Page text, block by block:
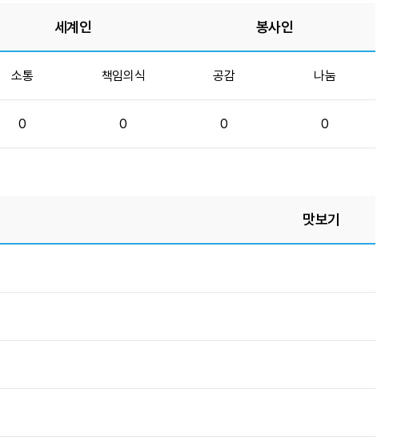
세계인 봉사인
소통 책임의식 공감 나눔
0 0 0 0
맛보기